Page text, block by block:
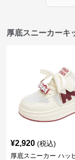
厚底スニーカー
¥2,920 (税込)
厚底スニーカー ハッ